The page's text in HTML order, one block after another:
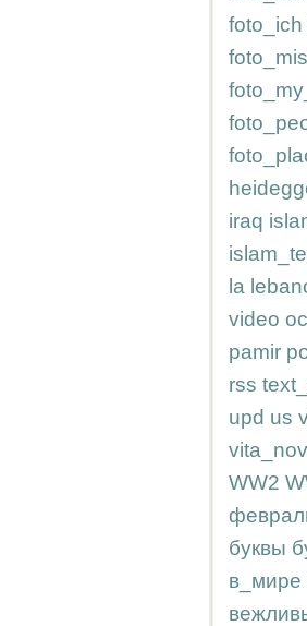
foto_ich
iraq
la
video
pamir
rss
upd us
WW2
буквы
в_мире